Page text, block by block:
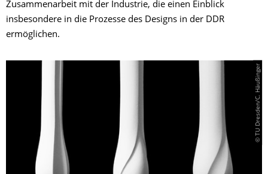
Zusammenarbeit mit der Industrie, die einen Einblick
insbesondere in die Prozesse des Designs in der DDR
ermöglichen.
© TU Dresden/C. Häußinger